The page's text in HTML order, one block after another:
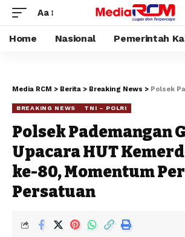
Aa
Home Nasional Pemerintah
Media RCM > Berita > Breaking News > Polsek Pademangan Gelar
BREAKING NEWS TNI – POLRI
Polsek Pademangan
Upacara HUT
ke-80, Momentum
Persatuan